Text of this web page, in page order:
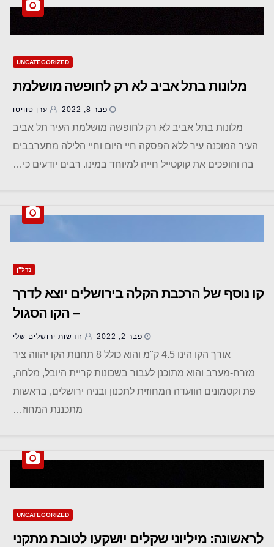
UNCATEGORIZED
מלונות בתל אביב לא רק לחופשה מושלמת
פבר 8, 2022 ערן טוויטו
מלונות בתל אביב לא רק לחופשה מושלמת העיר תל אביב
העיר המוכנה עיר ללא הפסקה חיי היום וחיי הלילה מתערבבים
בה והופכים את קוקטייל חייה למיוחד במינו. רבים יודעים כי…
נדל"ן
קו נוסף של הרכבת הקלה בירושלים יוצא לדרך
– הקו הסגול
פבר 2, 2022 חדשות ‫ירושלים שלי
אורך הקו הינו 4.5 ק"מ והוא כולל 8 תחנות הקו יהווה ציר
מזרח-מערב והוא מתוכנן לעבור בשכונות קריית היובל, מלחה,
פת וקטמונים הוועדה המחוזית לתכנון ובניה ירושלים, בראשות
מתכננת המחוז…
UNCATEGORIZED
לראשונה: מיליוני שקלים יושקעו לטובת מתקני